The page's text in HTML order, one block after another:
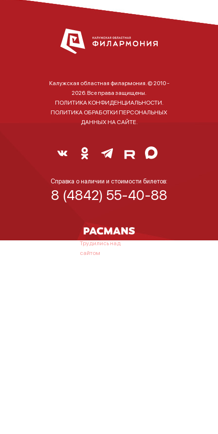
Калужская областная филармония. © 2010 -
2026. Все права защищены.
ПОЛИТИКА КОНФИДЕНЦИАЛЬНОСТИ.
ПОЛИТИКА ОБРАБОТКИ ПЕРСОНАЛЬНЫХ
ДАННЫХ НА САЙТЕ.
Справка о наличии и стоимости билетов:
8 (4842) 55-40-88
Трудились над
сайтом